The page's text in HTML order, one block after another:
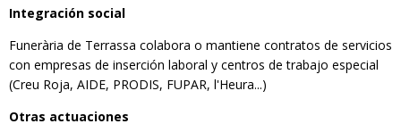
Integración social
Funerària de Terrassa colabora o mantiene contratos de servicios
con empresas de inserción laboral y centros de trabajo especial
(Creu Roja, AIDE, PRODIS, FUPAR, l'Heura...)
Otras actuaciones